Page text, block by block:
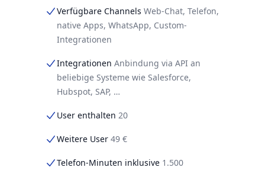
Verfügbare Channels Web-Chat, Telefon,
native Apps, WhatsApp, Custom-
Integrationen
Integrationen Anbindung via API an
beliebige Systeme wie Salesforce,
Hubspot, SAP, …
User enthalten 20
Weitere User 49 €
Telefon-Minuten inklusive 1.500